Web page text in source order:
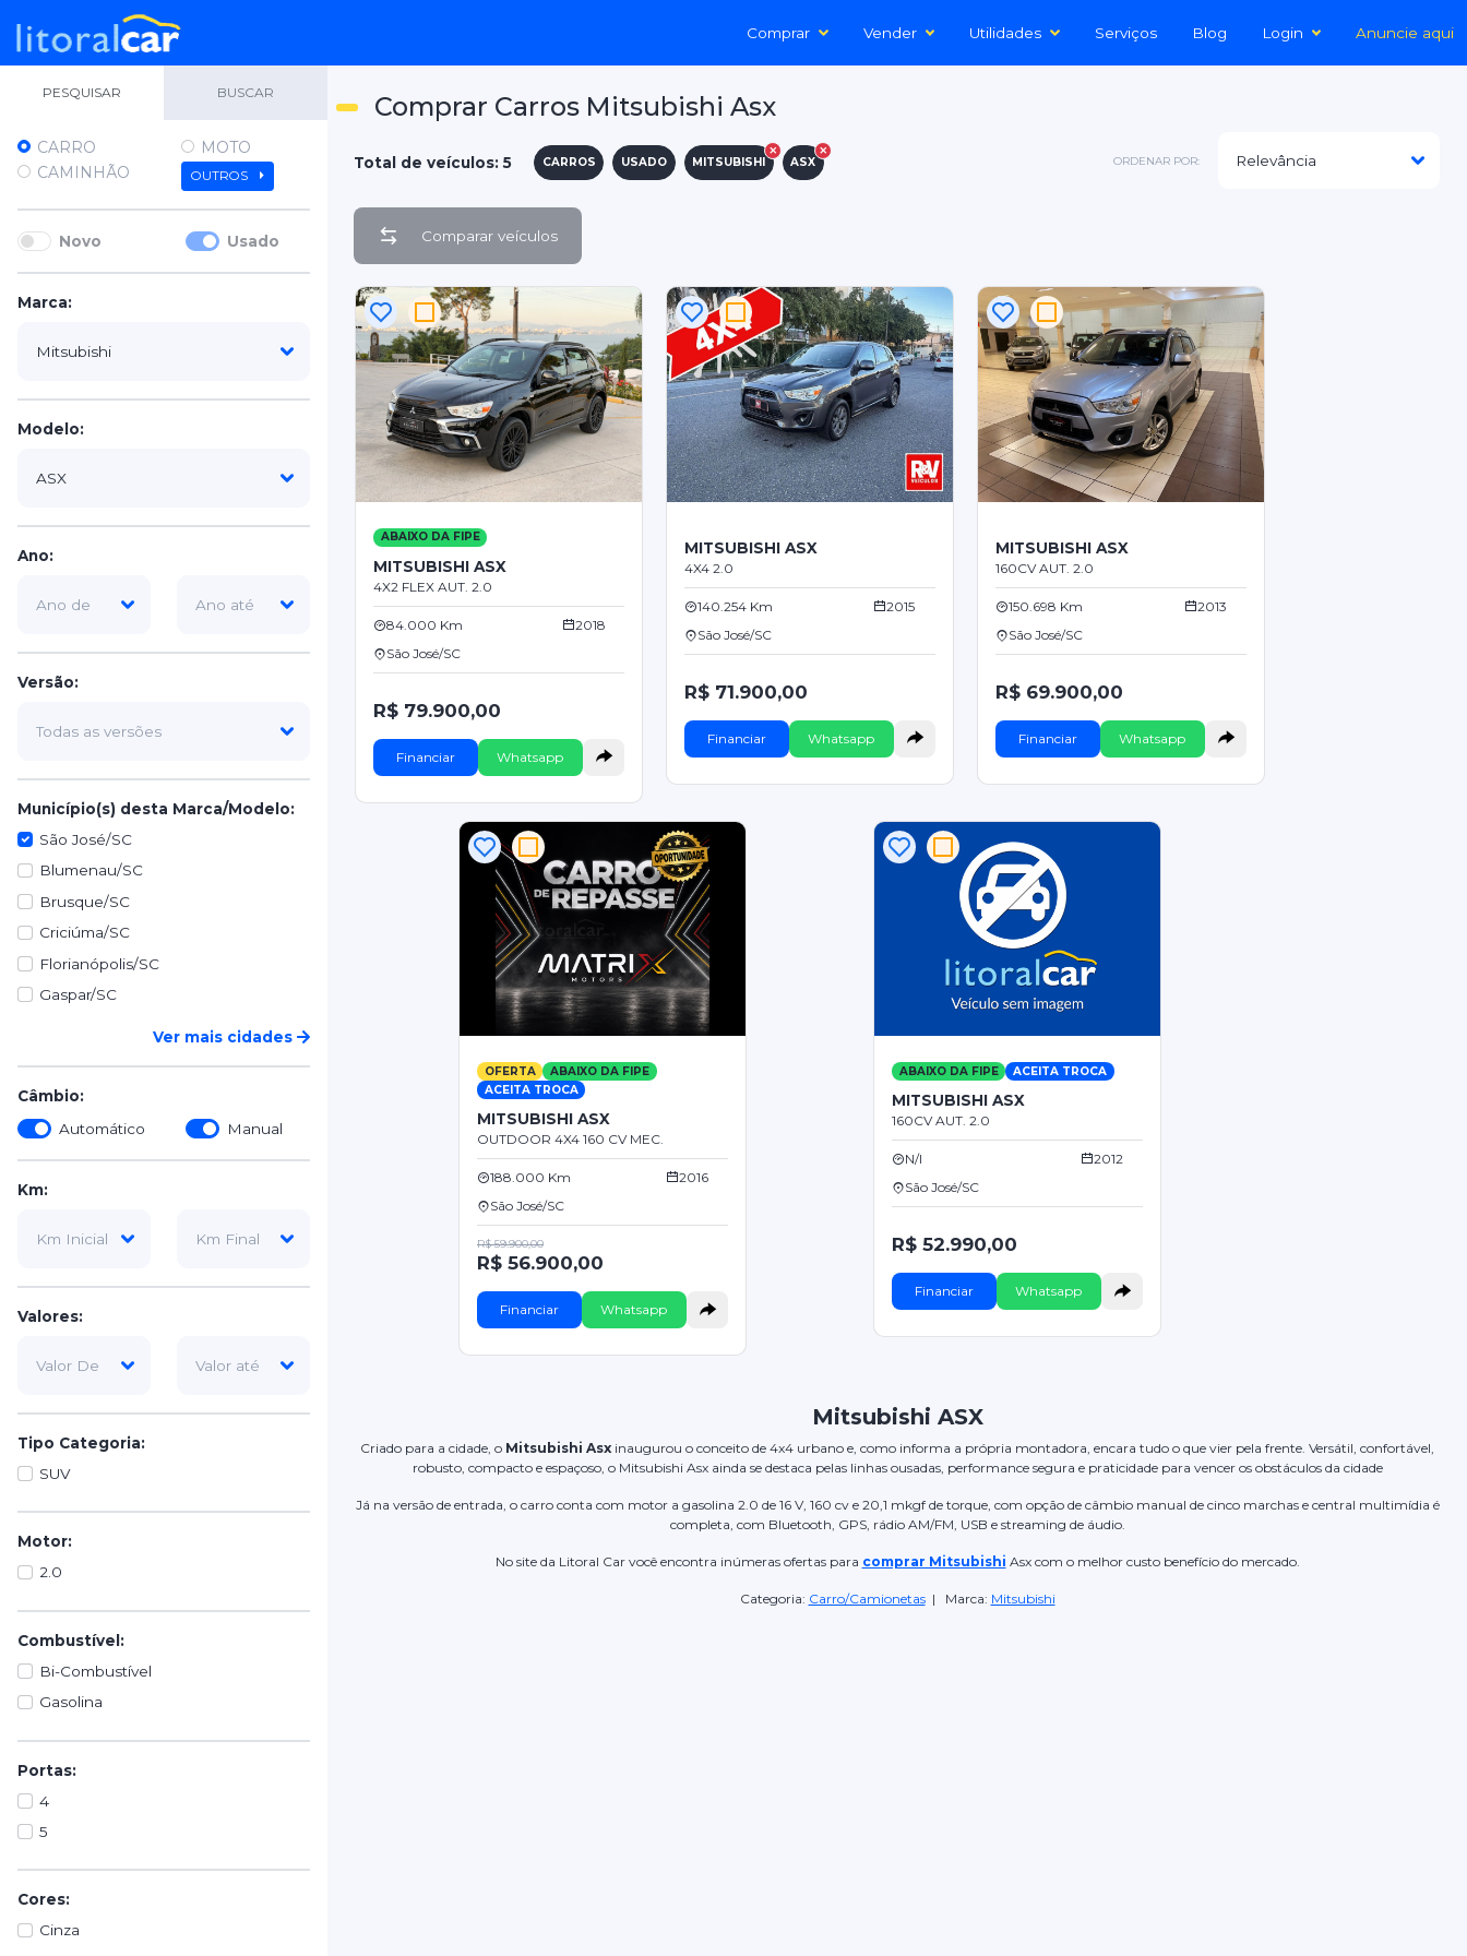
Comprar Vender Utilidades Serviços Blog Login Anuncie aqui
PESQUISAR BUSCAR
CARRO
MOTO
CAMINHÃO
OUTROS
Novo Usado
Marca:
Modelo:
Ano:
Versão:
Município(s) desta Marca/Modelo:
São José/SC
Blumenau/SC
Brusque/SC
Criciúma/SC
Florianópolis/SC
Gaspar/SC
Ver mais cidades
Câmbio:
Automático
Manual
Km:
Valores:
Tipo Categoria:
SUV
Motor:
2.0
Combustível:
Bi-Combustível
Gasolina
Portas:
4
5
Cores:
Cinza
Comprar Carros Mitsubishi Asx
Total de veículos: 5 CARROS USADO MITSUBISHI ASX ORDENAR POR:
Comparar veículos
ABAIXO DA FIPE
MITSUBISHI ASX
4X2 FLEX AUT. 2.0
84.000 Km
2018
São José/SC
R$ 79.900,00
Financiar Whatsapp
MITSUBISHI ASX
4X4 2.0
140.254 Km
2015
São José/SC
R$ 71.900,00
Financiar Whatsapp
MITSUBISHI ASX
160CV AUT. 2.0
150.698 Km
2013
São José/SC
R$ 69.900,00
Financiar Whatsapp
OFERTA
ABAIXO DA FIPE
ACEITA TROCA
MITSUBISHI ASX
OUTDOOR 4X4 160 CV MEC.
188.000 Km
2016
São José/SC
R$ 59.900,00
R$ 56.900,00
Financiar Whatsapp
ABAIXO DA FIPE ACEITA TROCA
MITSUBISHI ASX
160CV AUT. 2.0
N/I
2012
São José/SC
R$ 52.990,00
Financiar Whatsapp
Mitsubishi ASX
Criado para a cidade, o Mitsubishi Asx inaugurou o conceito de 4x4 urbano e, como informa a própria montadora, encara tudo o que vier pela frente. Versátil, confortável,
robusto, compacto e espaçoso, o Mitsubishi Asx ainda se destaca pelas linhas ousadas, performance segura e praticidade para vencer os obstáculos da cidade
Já na versão de entrada, o carro conta com motor a gasolina 2.0 de 16 V, 160 cv e 20,1 mkgf de torque, com opção de câmbio manual de cinco marchas e central multimídia é
completa, com Bluetooth, GPS, rádio AM/FM, USB e streaming de áudio.
No site da Litoral Car você encontra inúmeras ofertas para comprar Mitsubishi Asx com o melhor custo benefício do mercado.
Categoria: Carro/Camionetas| Marca: Mitsubishi